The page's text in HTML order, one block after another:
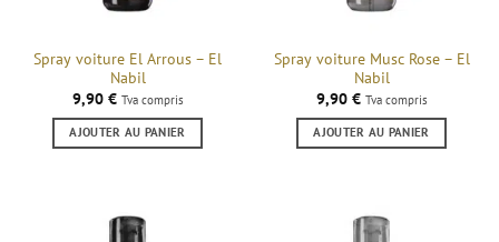
Spray voiture El Arrous – El
Nabil
9,90 € Tva compris
AJOUTER AU PANIER
Spray voiture Musc Rose – El
Nabil
9,90 € Tva compris
AJOUTER AU PANIER